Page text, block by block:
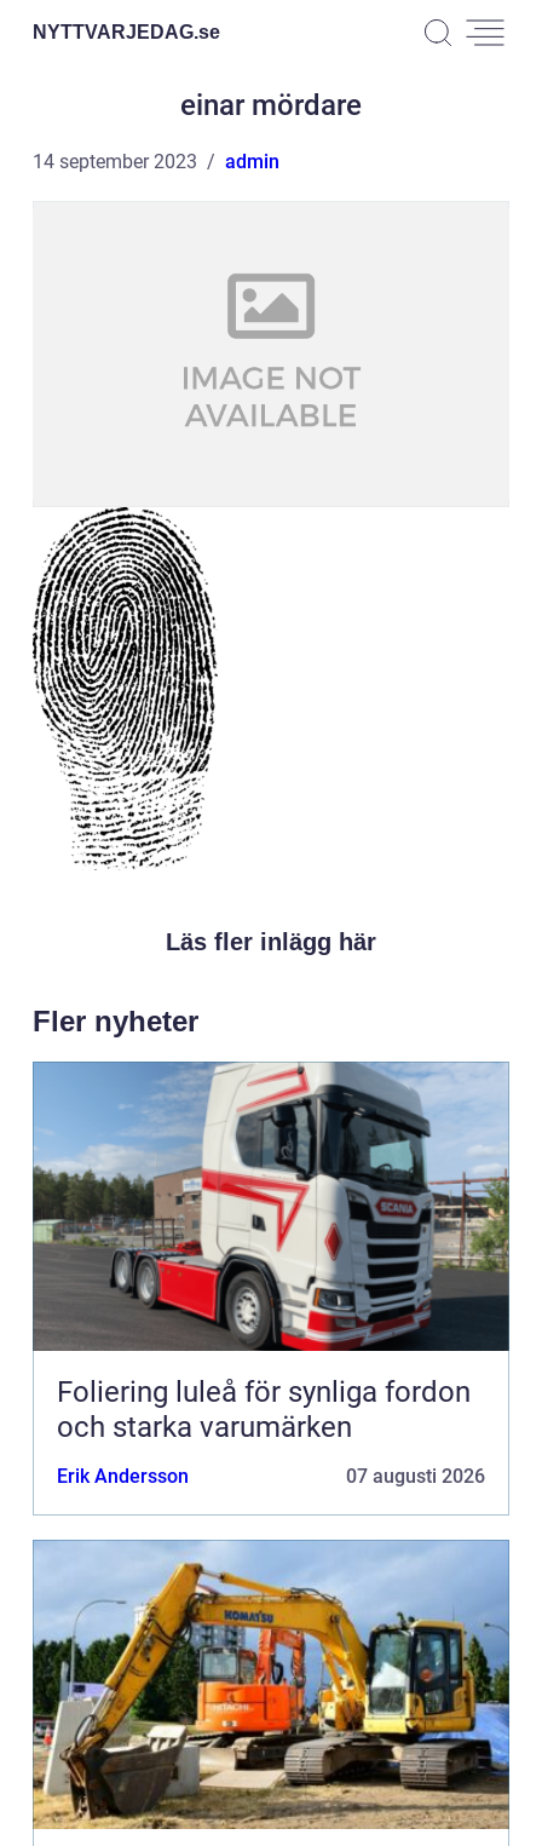
NYTTVARJEDAG.se
einar mördare
14 september 2023 admin
Läs fler inlägg här
Fler nyheter
Foliering luleå för synliga fordon
och starka varumärken
Erik Andersson 07 augusti 2026